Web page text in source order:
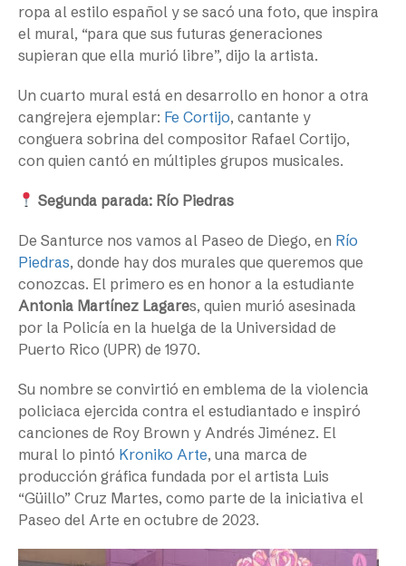
ropa al estilo español y se sacó una foto, que inspira
el mural, “para que sus futuras generaciones
supieran que ella murió libre”, dijo la artista.
Un cuarto mural está en desarrollo en honor a otra
cangrejera ejemplar: Fe Cortijo, cantante y
conguera sobrina del compositor Rafael Cortijo,
con quien cantó en múltiples grupos musicales.
Segunda parada: Río Piedras
De Santurce nos vamos al Paseo de Diego, en Río
Piedras, donde hay dos murales que queremos que
conozcas. El primero es en honor a la estudiante
Antonia Martínez Lagares, quien murió asesinada
por la Policía en la huelga de la Universidad de
Puerto Rico (UPR) de 1970.
Su nombre se convirtió en emblema de la violencia
policiaca ejercida contra el estudiantado e inspiró
canciones de Roy Brown y Andrés Jiménez. El
mural lo pintó Kroniko Arte, una marca de
producción gráfica fundada por el artista Luis
“Güillo” Cruz Martes, como parte de la iniciativa el
Paseo del Arte en octubre de 2023.